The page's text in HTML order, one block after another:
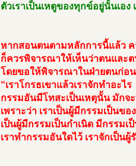
ตัวเราเป็นเหตูของทุกข์อยู่นั้นเอง
หากสอนตนตามหลักการนี้แล้ว ค
ก็ควรพิจารณาให้เห็นว่าตนและ
โดยขอให้พิจารณาในฝ่ายตนก่อ
“เราโกรธเขาแล้วเราจักทำอะไร
กรรมอันมีโทสะเป็นเหตุนั้น มักจ
เพราะว่า เราเป็นผู้มีกรรมเป็นข
เป็นผู้มีกรรมเป็นกำเนิด มีกรรมเ
เราทำกรรมอันใดไว้ เราจักเป็น